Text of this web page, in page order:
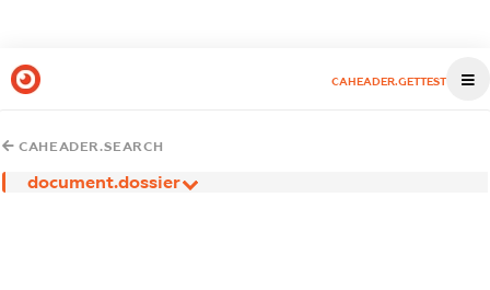
CAHEADER.GETTEST
CAHEADER.SEARCH
document.dossier